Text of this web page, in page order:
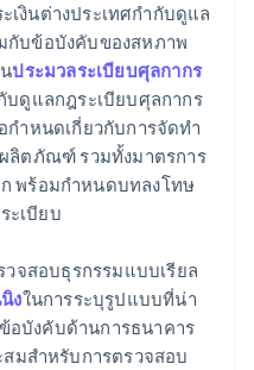
เงินต่างประเทศกำกับดูแล
กับข้อบังคับของสหภาพ
ประมวลระเบียบศุลกากร
บดูแลกฎระเบียบศุลกากร
กำหนดเกี่ยวกับการจัดทำ
ผลิตภัณฑ์ รวมทั้งมาตรการ
พร้อมกำหนดบทลงโทษ
ะเบียบ
จสอบธุรกรรมแบบเรียล
งในการระบุรูปแบบที่น่า
อบังคับด้านการธนาคาร
มสำหรับการตรวจสอบ